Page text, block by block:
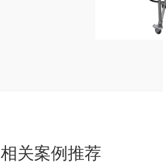
相关案例推荐